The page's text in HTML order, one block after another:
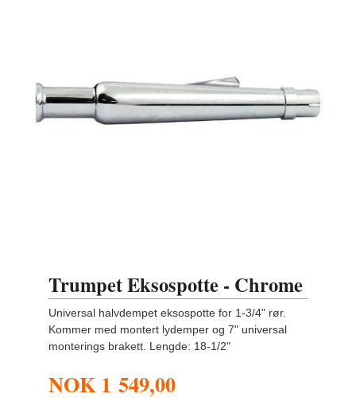
Trumpet Eksospotte - Chrome
Universal halvdempet eksospotte for 1-3/4" rør.
Kommer med montert lydemper og 7" universal
monterings brakett. Lengde: 18-1/2"
NOK 1 549,00